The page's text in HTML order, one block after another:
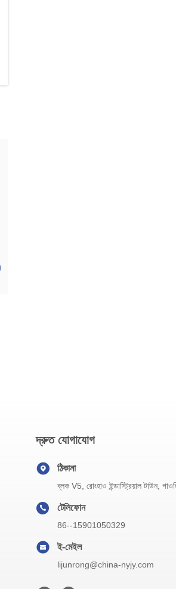
দ্রুত যোগাযোগ
ঠিকানা
ব্লক V5, রোংহাও ইন্ডাস্ট্রিয়াল টাউন,
টেলিফোন
86--15901050329
ই-মেইল
lijunrong@china-nyjy.com